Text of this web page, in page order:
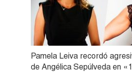
Pamela Leiva recordó
de Angélica Sepúlveda en